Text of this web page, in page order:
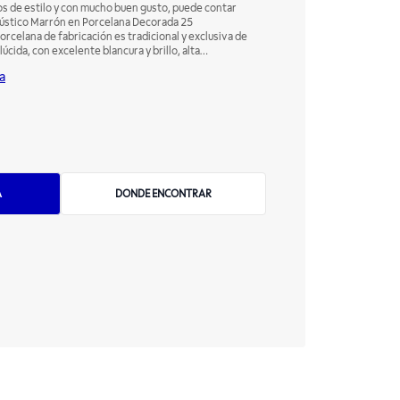
de estilo y con mucho buen gusto, puede contar
Marrón en Porcelana Decorada 25
de fabricación es tradicional y exclusiva de
con excelente blancura y brillo, alta
a todos los invitados y que asegurará el éxito de
DONDE ENCONTRAR